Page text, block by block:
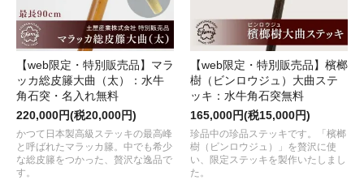
【web限定・特別販売品】マラ
ッカ総皮籐大曲（太）：水牛
角石突・名入れ無料
220,000円(税20,000円)
かつて日本製高級ステッキの最高峰
と呼ばれたマラッカ籐。中でも希少
な総皮籐をつかった、贅沢な逸品で
す。
【web限定・特別販売品】檳榔
樹（ビンロウジュ）大曲ステ
ッキ：水牛角石突無料
165,000円(税15,000円)
珍品中の珍品ステッキです。「檳榔
樹（ビンロウジュ）」を贅沢に使
い、限定ステッキを製作いたしまし
た。